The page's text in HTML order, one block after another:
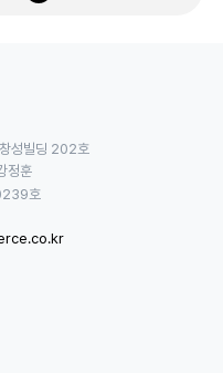
성빌딩 202호
정훈
호